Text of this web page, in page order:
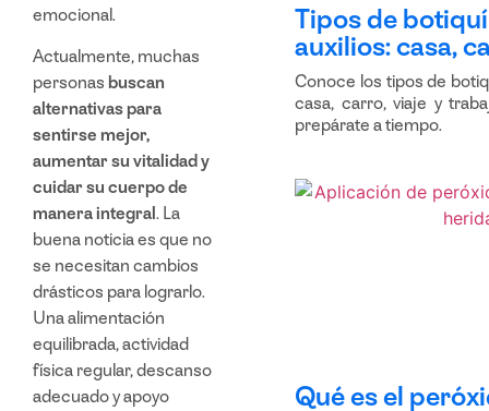
emocional.
Actualmente, muchas
personas buscan
alternativas para
sentirse mejor,
aumentar su vitalidad y
cuidar su cuerpo de
manera integral. La
buena noticia es que no
se necesitan cambios
drásticos para lograrlo.
Una alimentación
equilibrada, actividad
física regular, descanso
adecuado y apoyo
Tipos de
auxilios: casa,
Conoce los tipos de
casa, carro, viaje y
prepárate a tiempo.
Qué es el